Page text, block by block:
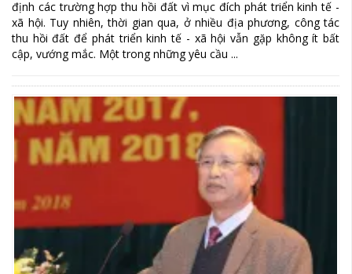
định các trường hợp thu hồi đất vì mục đích phát triển kinh tế -
xã hội. Tuy nhiên, thời gian qua, ở nhiều địa phương, công tác
thu hồi đất để phát triển kinh tế - xã hội vẫn gặp không ít bất
cập, vướng mắc. Một trong những yêu cầu ...